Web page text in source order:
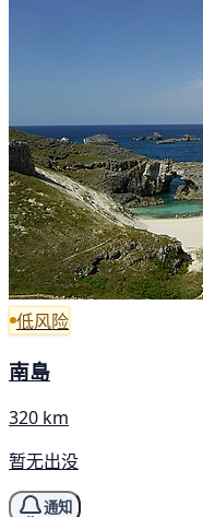
低风险
南島
320 km
暂无出没
通知